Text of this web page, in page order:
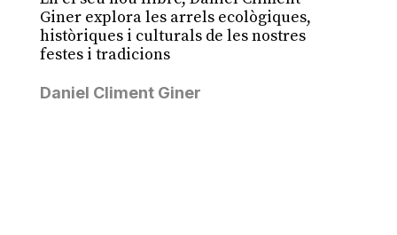
Giner explora les arrels ecològiques,
històriques i culturals de les nostres
festes i tradicions
Daniel Climent Giner